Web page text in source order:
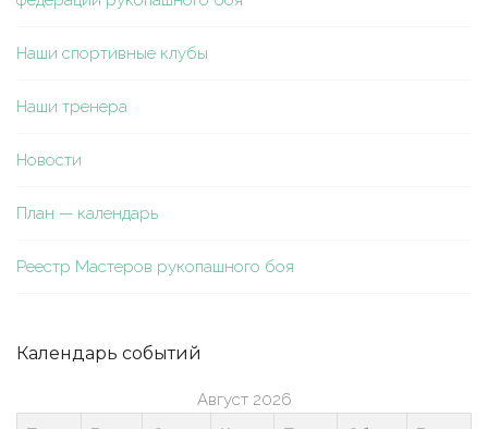
Наши спортивные клубы
Наши тренера
Новости
План — календарь
Реестр Мастеров рукопашного боя
Календарь событий
Август 2026